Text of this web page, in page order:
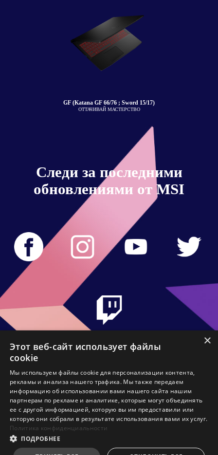
GF (Katana GF 66/76 ; Sword 15/17)
ОТТАЧИВАЙ МАСТЕРСТВО
Следи за последними
обновлениями от MSI
Политика в отношении файлов Cookie
Политика конфиденциальности
Правила пользования сайтом MSI
Контакты
×
Этот веб-сайт использует файлы
cookie
Мы используем файлы cookie для персонализации контента,
рекламы и анализа нашего трафика. Мы также передаем
информацию об использовании вами нашего сайта нашим
партнерам по рекламе и аналитике, которые могут объединять
ее с другой информацией, которую вы им предоставили или
которую они собрали в результате использования вами их услуг.
Политика конфиденциальности
ПОДРОБНЕЕ